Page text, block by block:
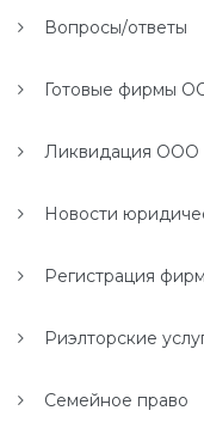
Вопросы/ответы
Готовые фирмы
Ликвидация ООО
Новости
Регистрация
Риэлторские
Семейное право